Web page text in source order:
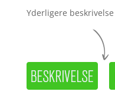
Yderligere